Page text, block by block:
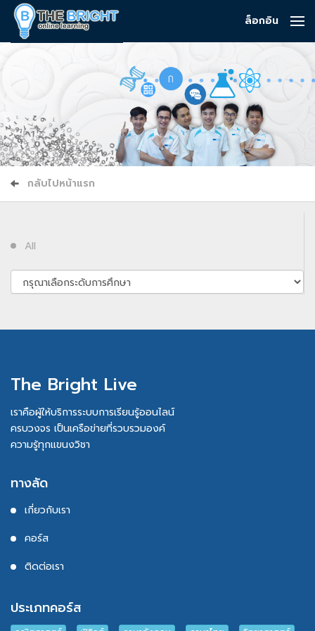
ล็อกอิน
กลับไปหน้าแรก
All
The Bright Live
เราคือผู้ให้บริการระบบการเรียนรู้ออนไลน์
ครบวงจร เป็นเครือข่ายที่รวบรวมองค์
ความรู้ทุกแขนงวิชา
ทางลัด
เกี่ยวกับเรา
คอร์ส
ติดต่อเรา
ประเภทคอร์ส